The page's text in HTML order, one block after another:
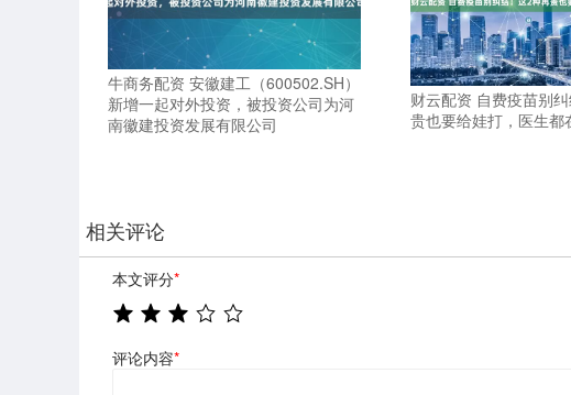
牛商务配资 安徽建工（600502.SH）
新增一起对外投资，被投资公司为河
南徽建投资发展有限公司
财云配资 自费疫苗别
贵也要给娃打，医生都
相关评论
本文评分*
评论内容*